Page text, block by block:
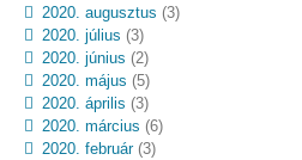
2020. augusztus (3)
2020. július (3)
2020. június (2)
2020. május (5)
2020. április (3)
2020. március (6)
2020. február(3)